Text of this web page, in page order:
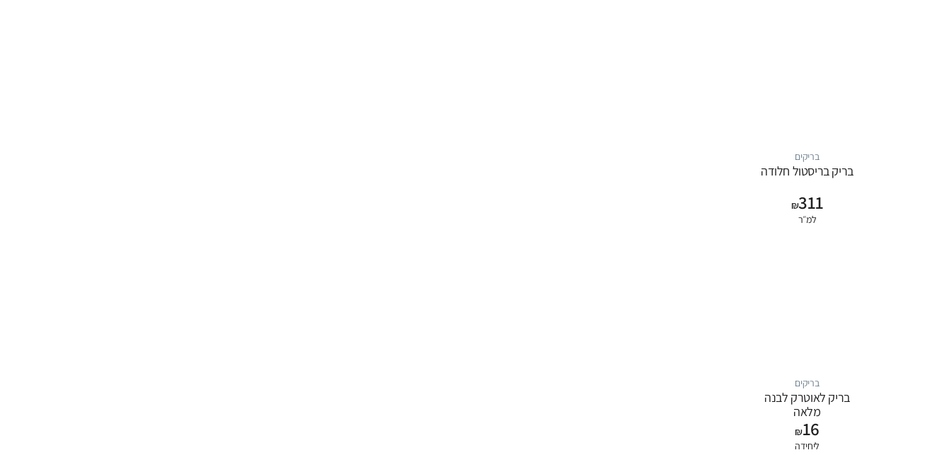
בריקים
בריק בריסטול חלודה
₪311
למ״ר
בריקים
בריק לאוטרק לבנה
מלאה
₪16
ליחידה